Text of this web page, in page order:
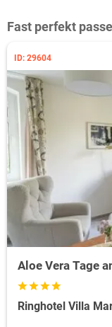
Fast perfekt
ID: 29604
Aloe Vera Tage
Ringhotel Villa